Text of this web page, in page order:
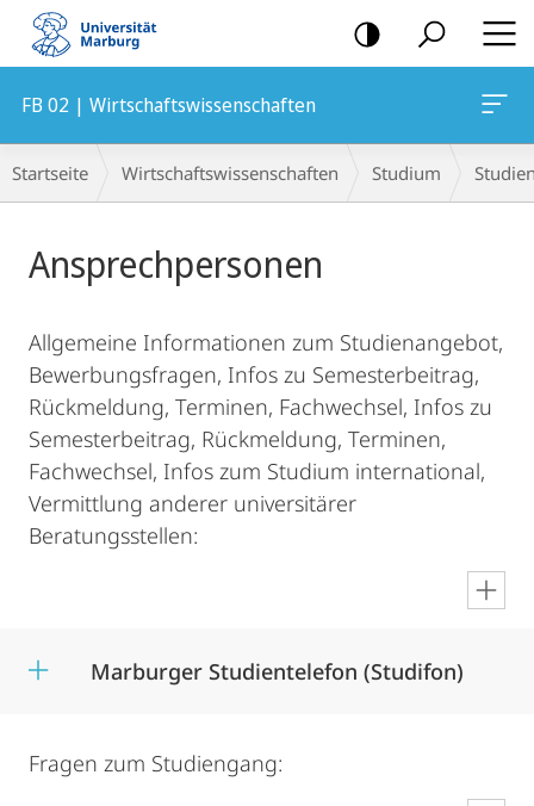
Mobile-
Navigation
FB 02 | Wirtschaftswissenschaften
Breadcrumb-
Navigation
Startseite Wirtschaftswissenschaften Studium
Ansprechpersonen
Allgemeine Informationen zum Studienangebot,
Bewerbungsfragen, Infos zu Semesterbeitrag,
Rückmeldung, Terminen, Fachwechsel, Infos zu
Semesterbeitrag, Rückmeldung, Terminen,
Fachwechsel, Infos zum Studium international,
Vermittlung anderer universitärer
Beratungsstellen:
Marburger Studientelefon (Studifon)
Fragen zum Studiengang: